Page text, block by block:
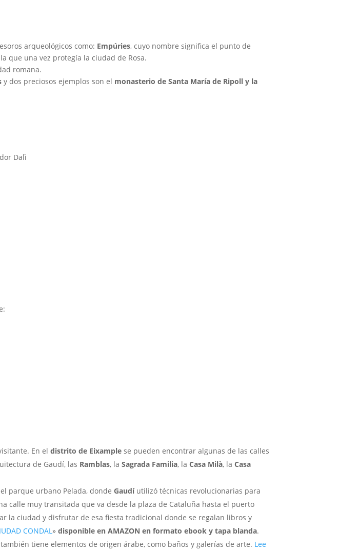
arqueológicos como: Empúries, cuyo nombre significa el punto de
que una vez protegía la ciudad de Rosa.
romana.
y dos preciosos ejemplos son el monasterio de Santa María de Ripoll y la
Dalì
En el distrito de Eixample se pueden encontrar algunas de las calles
de Gaudí, las Ramblas, la Sagrada Familia, laCasa Milà, laCasa
parque urbano Pelada, dondeGaudíutilizó técnicas revolucionarias para
calle muy transitada que va desde la plaza de Cataluña hasta el puerto
la ciudad y disfrutar de esa fiesta tradicional donde se regalan libros y
CONDAL»disponible en AMAZON en formato ebook y tapa blanda.
tiene elementos de origen árabe, como baños y galerías de arte. Lee